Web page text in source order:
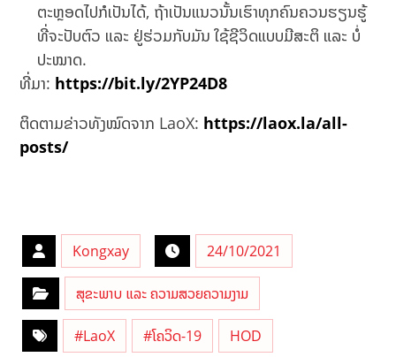
ຕະຫຼອດໄປກໍເປັນໄດ້, ຖ້າເປັນແນວນັ້ນເຮົາທຸກຄົນຄວນຮຽນຮູ້
ທີ່ຈະປັບຕົວ ແລະ ຢູ່ຮ່ວມກັບມັນ ໃຊ້ຊີວິດແບບມີສະຕິ ແລະ ບໍ່
ປະໝາດ.
ທີ່ມາ: https://bit.ly/2YP24D8
ຕິດຕາມຂ່າວທັງໝົດຈາກ LaoX: https://laox.la/all-
posts/
Kongxay 24/10/2021
ສຸຂະພາບ ແລະ ຄວາມສວຍຄວາມງາມ
#LaoX #ໂຄວິດ-19 HOD